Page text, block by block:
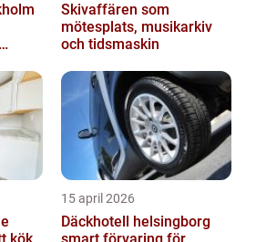
Skivaffären som
mötesplats, musikarkiv
och tidsmaskin
15 april 2026
Däckhotell helsingborg